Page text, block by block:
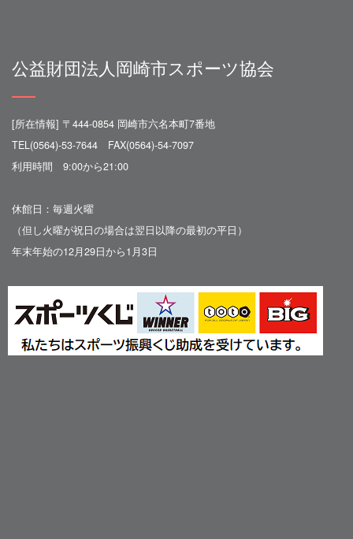
公益財団法人岡崎市スポーツ協会
[所在情報] 〒444-0854 岡崎市六名本町7番地
TEL(0564)-53-7644 FAX(0564)-54-7097
利用時間 9:00から21:00
休館日：毎週火曜
（但し火曜が祝日の場合は翌日以降の最初の平日）
年末年始の12月29日から1月3日